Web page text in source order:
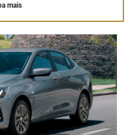
mais